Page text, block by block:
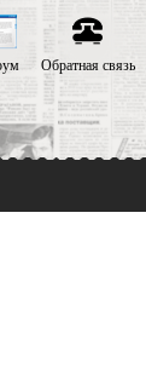
Обратная связь